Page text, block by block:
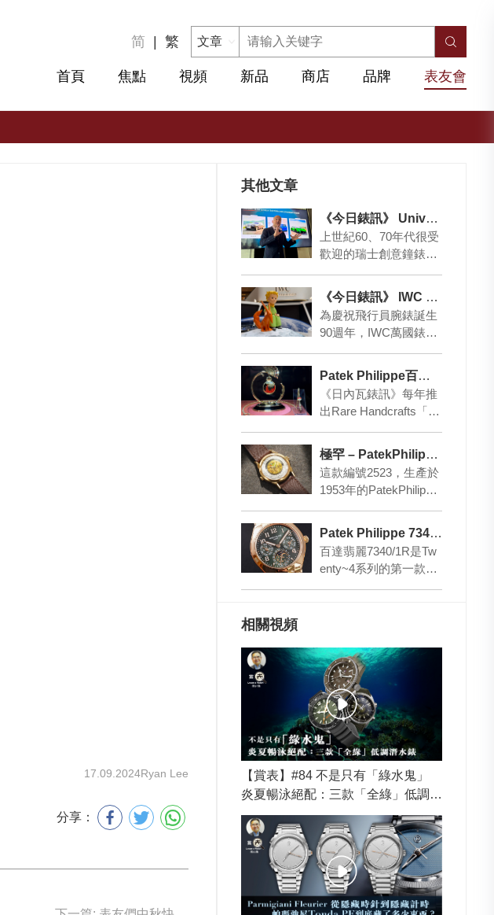
简 | 繁
首頁 焦點 視頻 新品 商店 品牌 表友會
17.09.2024Ryan Lee
分享：
其他文章
《今日錶訊》 Universal Geneva強勢回歸！
上世紀60、70年代很受
歡迎的瑞士創意鐘錶品
勢回歸，加入了由Br…
《今日錶訊》 IWC Next Space Age Exhibition
為慶祝飛行員腕錶誕生
90週年，IWC萬國錶於
xt Space Age Exhi…
Patek Philippe百達翡麗 Rare Handcrafts 2026
《日內瓦錶訊》每年推
出Rare Handcrafts「珍
百達翡麗的傳統。瑞士
鐘錶…
極罕 – PatekPhilippe二十世紀中琺瑯世界時腕表重現！
這款編號2523，生產於
1953年的PatekPhilippe
Patek Philippe 7340/1R Twenty~4萬年曆腕錶
百達翡麗7340/1R是Tw
enty~4系列的第一款複
相關視頻
【賞表】#84 不是只有「綠水鬼」
炎夏暢泳絕配：三款「全綠」低調潛
水錶